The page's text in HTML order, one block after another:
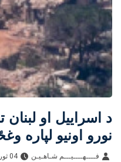
د اسراییل او لبنان
نورو اونیو لپاره
فــــهــــيـــم شـاهـیـن‎‎ 04 ثور 1405